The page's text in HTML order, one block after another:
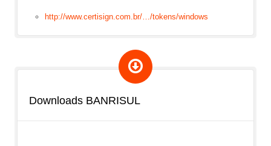
http://www.certisign.com.br/…/tokens/windows
Downloads BANRISUL